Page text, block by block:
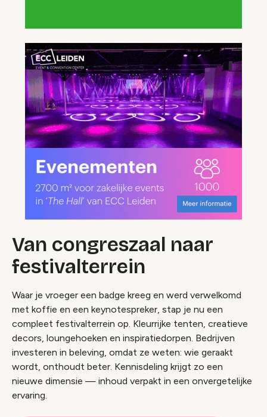
Van congreszaal naar
festivalterrein
Waar je vroeger een badge kreeg en werd verwelkomd
met koffie en een keynotespreker, stap je nu een
compleet festivalterrein op. Kleurrijke tenten, creatieve
decors, loungehoeken en inspiratiedorpen. Bedrijven
investeren in beleving, omdat ze weten: wie geraakt
wordt, onthoudt beter. Kennisdeling krijgt zo een
nieuwe dimensie — inhoud verpakt in een onvergetelijke
ervaring.